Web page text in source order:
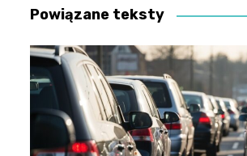
Powiązane teksty